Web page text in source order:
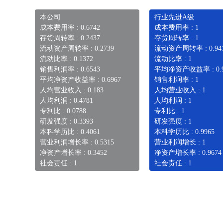
本公司
成本费用率 : 0.6742
存货周转率 : 0.2437
流动资产周转率 : 0.2739
流动比率 : 0.1372
销售利润率 : 0.6543
平均净资产收益率 : 0.6967
人均营业收入 : 0.183
人均利润 : 0.4781
专利比 : 0.0788
研发强度 : 0.3393
本科学历比 : 0.4061
营业利润增长率 : 0.5315
净资产增长率 : 0.3452
社会责任 : 1
行业先进A级
成本费用率 : 1
存货周转率 : 1
流动资产周转率 :
流动比率 : 1
平均净资产收益率 :
销售利润率 : 1
人均营业收入 : 1
人均利润 : 1
专利比 : 1
研发强度 : 1
本科学历比 : 0.9965
营业利润增长 : 1
净资产增长率 : 0.9674
社会责任 : 1